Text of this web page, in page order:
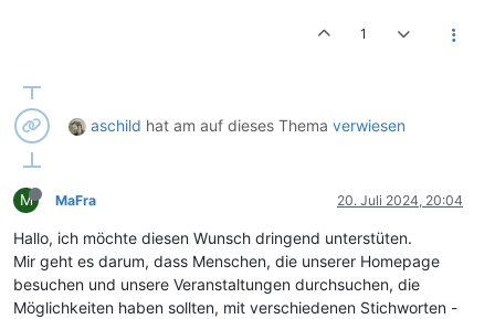
1
aschild hat am auf dieses Thema verwiesen
M MaFra 20. Juli 2024, 20:04
Hallo, ich möchte diesen Wunsch dringend unterstüten.
Mir geht es darum, dass Menschen, die unserer Homepage
besuchen und unsere Veranstaltungen durchsuchen, die
Möglichkeiten haben sollten, mit verschiedenen Stichworten -